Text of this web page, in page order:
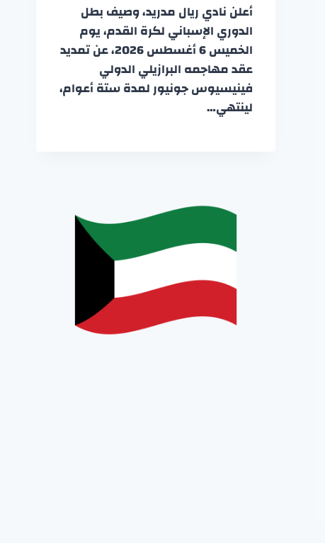
أعلن نادي ريال مدريد، وصيف بطل
الدوري الإسباني لكرة القدم، يوم
الخميس 6 أغسطس 2026، عن تمديد
عقد مهاجمه البرازيلي الدولي
فينيسيوس جونيور لمدة ستة أعوام،
لينتهي…